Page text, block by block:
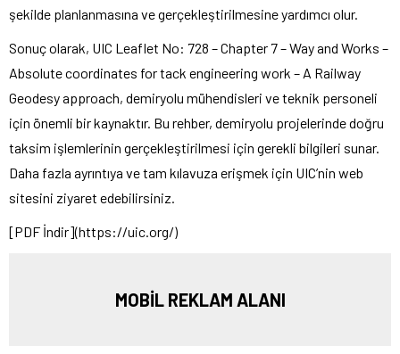
şekilde planlanmasına ve gerçekleştirilmesine yardımcı olur.
Sonuç olarak, UIC Leaflet No: 728 – Chapter 7 – Way and Works –
Absolute coordinates for tack engineering work – A Railway
Geodesy approach, demiryolu mühendisleri ve teknik personeli
için önemli bir kaynaktır. Bu rehber, demiryolu projelerinde doğru
taksim işlemlerinin gerçekleştirilmesi için gerekli bilgileri sunar.
Daha fazla ayrıntıya ve tam kılavuza erişmek için UIC’nin web
sitesini ziyaret edebilirsiniz.
[PDF İndir](https://uic.org/)
MOBİL REKLAM ALANI